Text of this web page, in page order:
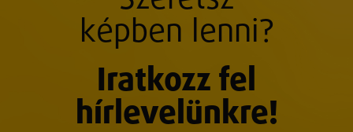
képben lenni?
Iratkozz fel
hírlevelünkre!